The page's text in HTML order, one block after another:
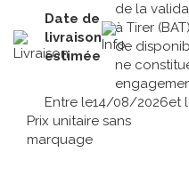
Date de
livraison
estimée
de la
à Tirer
de
ne
Entre le14/08/2026et
Prix unitaire sans
marquage